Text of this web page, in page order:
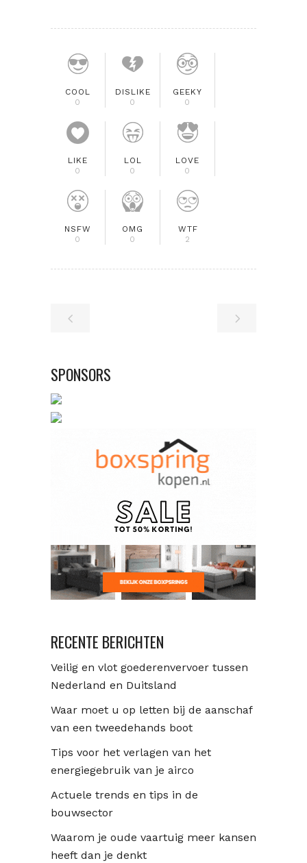
COOL
0
DISLIKE
0
GEEKY
0
LIKE
0
LOL
0
LOVE
0
NSFW
0
OMG
0
WTF
2
SPONSORS
RECENTE BERICHTEN
Veilig en vlot goederenvervoer tussen
Nederland en Duitsland
Waar moet u op letten bij de aanschaf
van een tweedehands boot
Tips voor het verlagen van het
energiegebruik van je airco
Actuele trends en tips in de
bouwsector
Waarom je oude vaartuig meer kansen
heeft dan je denkt